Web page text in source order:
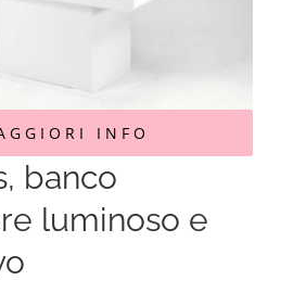
INFO
banco
luminoso e